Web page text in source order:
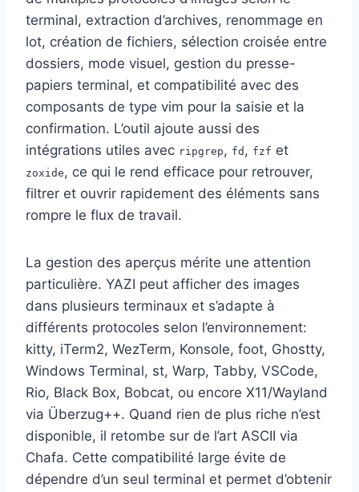
terminal, extraction d’archives, renommage en
lot, création de fichiers, sélection croisée entre
dossiers, mode visuel, gestion du presse-
papiers terminal, et compatibilité avec des
composants de type vim pour la saisie et la
confirmation. L’outil ajoute aussi des
intégrations utiles avec ripgrep, fd , fzf et
zoxide, ce qui le rend efficace pour retrouver,
filtrer et ouvrir rapidement des éléments sans
rompre le flux de travail.
La gestion des aperçus mérite une attention
particulière. YAZI peut afficher des images
dans plusieurs terminaux et s’adapte à
différents protocoles selon l’environnement:
kitty, iTerm2, WezTerm, Konsole, foot, Ghostty,
Windows Terminal, st, Warp, Tabby, VSCode,
Rio, Black Box, Bobcat, ou encore X11/Wayland
via Überzug++. Quand rien de plus riche n’est
disponible, il retombe sur de l’art ASCII via
Chafa. Cette compatibilité large évite de
dépendre d’un seul terminal et permet d’obtenir